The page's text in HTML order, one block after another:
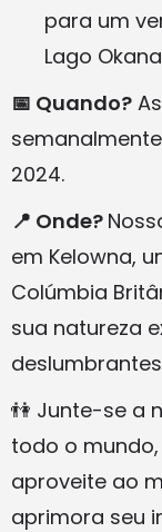
para um
Lago
📅 Quando?
2024.
📍 Onde?
em Kelowna,
Colúmbia
sua natureza
👫 Junte-se a
todo o
aproveite ao
aprimora seu